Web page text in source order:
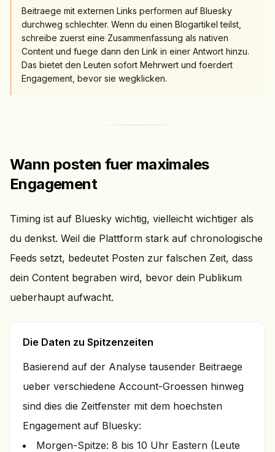
Beitraege mit externen Links performen auf Bluesky
durchweg schlechter. Wenn du einen Blogartikel teilst,
schreibe zuerst eine Zusammenfassung als nativen
Content und fuege dann den Link in einer Antwort hinzu.
Das bietet den Leuten sofort Mehrwert und foerdert
Engagement, bevor sie wegklicken.
Wann posten fuer maximales
Engagement
Timing ist auf Bluesky wichtig, vielleicht wichtiger als
du denkst. Weil die Plattform stark auf chronologische
Feeds setzt, bedeutet Posten zur falschen Zeit, dass
dein Content begraben wird, bevor dein Publikum
ueberhaupt aufwacht.
Die Daten zu Spitzenzeiten
Basierend auf der Analyse tausender Beitraege
ueber verschiedene Account-Groessen hinweg
sind dies die Zeitfenster mit dem hoechsten
Engagement auf Bluesky:
Morgen-Spitze: 8 bis 10 Uhr Eastern (Leute